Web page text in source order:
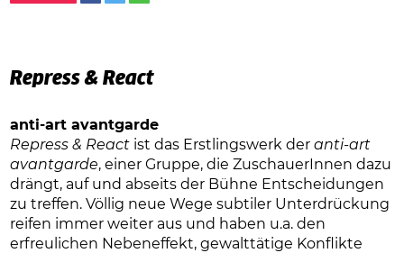
Repress & React
anti-art avantgarde
Repress & React ist das Erstlingswerk deranti-art
avantgarde, einer Gruppe, die ZuschauerInnen dazu
drängt, auf und abseits der Bühne Entscheidungen
zu treffen. Völlig neue Wege subtiler Unterdrückung
reifen immer weiter aus und haben u.a. den
erfreulichen Nebeneffekt, gewalttätige Konflikte